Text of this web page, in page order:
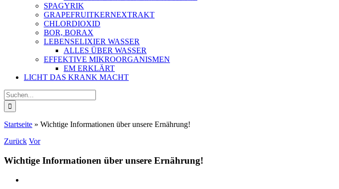
SPAGYRIK
GRAPEFRUITKERNEXTRAKT
CHLORDIOXID
BOR, BORAX
LEBENSELIXIER WASSER
ALLES ÜBER WASSER
EFFEKTIVE MIKROORGANISMEN
EM ERKLÄRT
LICHT DAS KRANK MACHT
Suche
nach:
Startseite » Wichtige Informationen über unsere Ernährung!
Zurück Vor
Wichtige Informationen über unsere Ernährung!